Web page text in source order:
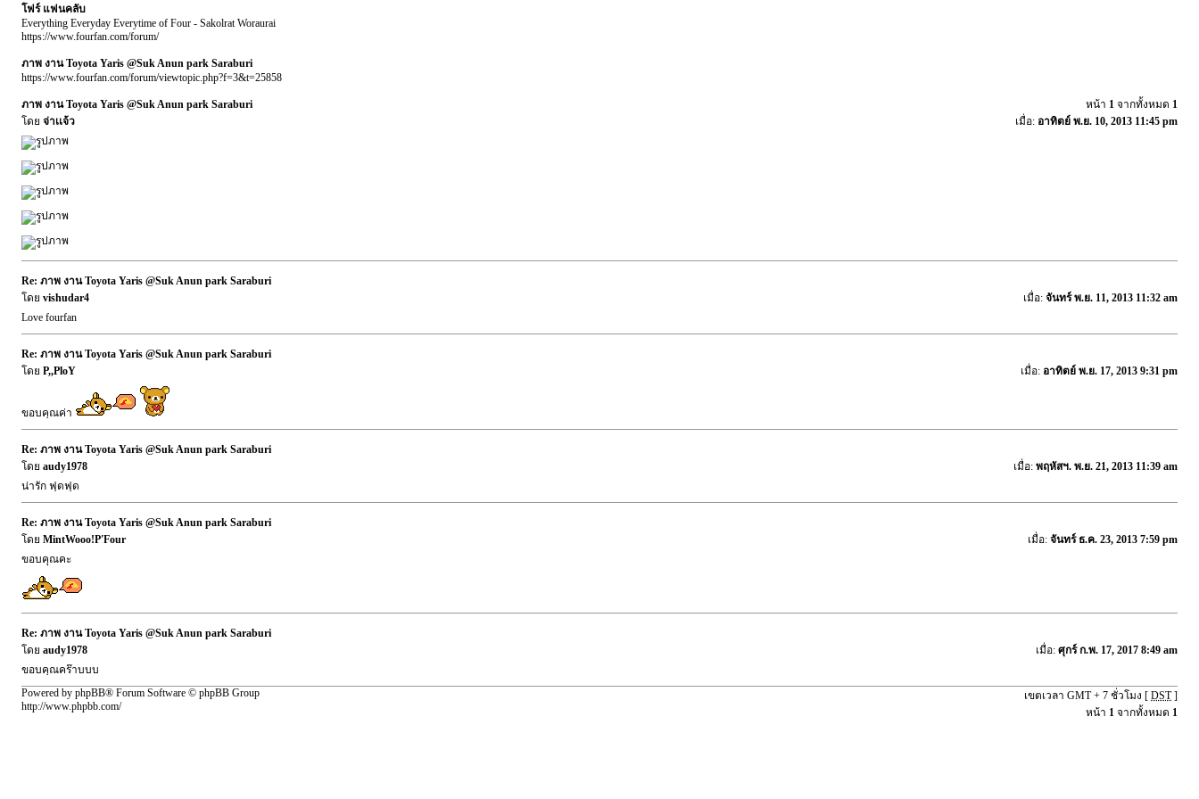
โฟร์ แฟนคลับ
Everything Everyday Everytime of Four - Sakolrat Woraurai
https://www.fourfan.com/forum/
ภาพ งาน Toyota Yaris @Suk Anun park Saraburi
https://www.fourfan.com/forum/viewtopic.php?f=3&t=25858
หน้า 1 จากทั้งหมด 1
ภาพ งาน Toyota Yaris @Suk Anun park Saraburi
เมื่อ: อาทิตย์ พ.ย. 10, 2013 11:45 pm
โดย จ่าเเจ้ว
Re: ภาพ งาน Toyota Yaris @Suk Anun park Saraburi
เมื่อ: จันทร์ พ.ย. 11, 2013 11:32 am
โดย vishudar4
Love fourfan
Re: ภาพ งาน Toyota Yaris @Suk Anun park Saraburi
เมื่อ: อาทิตย์ พ.ย. 17, 2013 9:31 pm
โดย P,,PloY
ขอบคุณค่า
Re: ภาพ งาน Toyota Yaris @Suk Anun park Saraburi
เมื่อ: พฤหัสฯ. พ.ย. 21, 2013 11:39 am
โดย audy1978
น่ารัก ฟุดฟุด
Re: ภาพ งาน Toyota Yaris @Suk Anun park Saraburi
เมื่อ: จันทร์ ธ.ค. 23, 2013 7:59 pm
โดย MintWooo!P'Four
ขอบคุณคะ
Re: ภาพ งาน Toyota Yaris @Suk Anun park Saraburi
เมื่อ: ศุกร์ ก.พ. 17, 2017 8:49 am
โดย audy1978
ขอบคุณคร๊าบบบ
เขตเวลา GMT + 7 ชั่วโมง [ DST]
หน้า 1 จากทั้งหมด 1
Powered by phpBB® Forum Software © phpBB Group
http://www.phpbb.com/